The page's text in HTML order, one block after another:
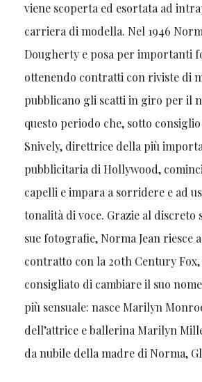
viene scoperta ed esortata ad
carriera di modella. Nel 1946
Dougherty e posa per importanti
ottenendo contratti con riviste di
pubblicano gli scatti in giro per il
questo periodo che, sotto
Snively, direttrice della più
pubblicitaria di Hollywood,
capelli e impara a sorridere e ad
tonalità di voce. Grazie al discreto
sue fotografie, Norma Jean riesce
contratto con la 20th Century Fox,
consigliato di cambiare il suo
più sensuale: nasce Marilyn
dell’attrice e ballerina Marilyn
da nubile della madre di Norma,